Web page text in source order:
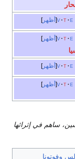
أظهر v t e
أظهر v t e
أظهر v t e
أظهر v t e
ساهم في إثرائها
وفوتونا